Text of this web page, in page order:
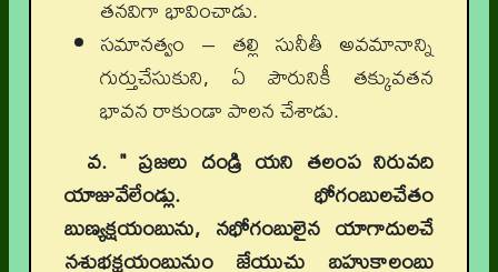
తనవిగా భావించాడు.
సమానత్వం – తల్లి సునీతీ అవమానాన్ని
గుర్తుచేసుకుని, ఏ పౌరునికీ తక్కువతన
భావన రాకుండా పాలన చేశాడు.
వ. " ప్రజలు దండ్రి యని తలంప నిరువది
యాజువేలేండ్లు. భోగంబులచేతం
బుణ్యక్షయంబును, నభోగంబులైన యాగాదులచే
నశుభక్షయంబునుం జేయుచు బహుకాలంబు